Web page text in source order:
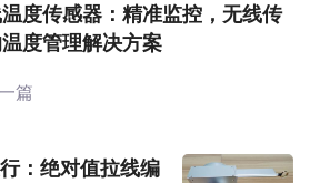
度传感器：精准监控，无线传
度管理解决方案
一篇
：绝对值拉线编